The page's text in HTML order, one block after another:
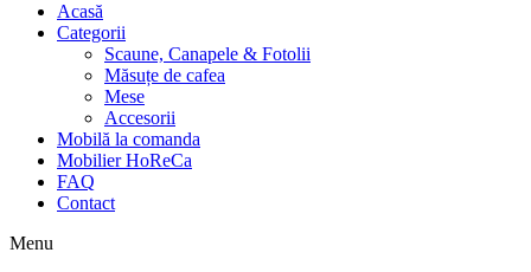
Acasă
Categorii
Scaune, Canapele & Fotolii
Măsuțe de cafea
Mese
Accesorii
Mobilă la comanda
Mobilier HoReCa
FAQ
Contact
Menu